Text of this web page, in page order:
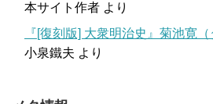
本サイト作者 より
『[復刻版] 大衆明治史』菊池寛（
小泉鐵夫 より